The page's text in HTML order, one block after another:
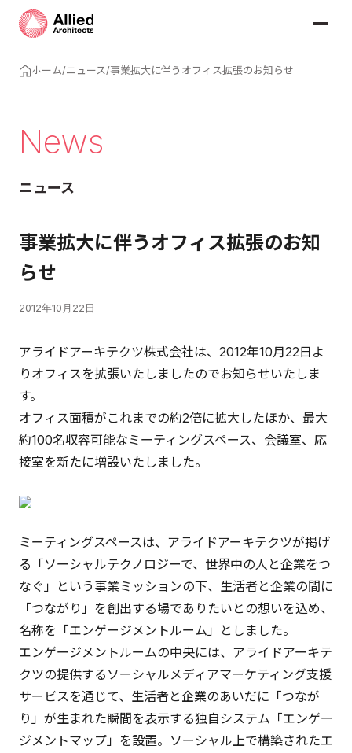
ホーム/ニュース/事業拡大に伴うオフィス拡張のお知らせ
News
ニュース
事業拡大に伴うオフィス拡張のお知
らせ
2012年10月22日
アライドアーキテクツ株式会社は、2012年10月22日よ
りオフィスを拡張いたしましたのでお知らせいたしま
す。
オフィス面積がこれまでの約2倍に拡大したほか、最大
約100名収容可能なミーティングスペース、会議室、応
接室を新たに増設いたしました。
ミーティングスペースは、アライドアーキテクツが掲げ
る「ソーシャルテクノロジーで、世界中の人と企業をつ
なぐ」という事業ミッションの下、生活者と企業の間に
「つながり」を創出する場でありたいとの想いを込め、
名称を「エンゲージメントルーム」としました。
エンゲージメントルームの中央には、アライドアーキテ
クツの提供するソーシャルメディアマーケティング支援
サービスを通じて、生活者と企業のあいだに「つなが
り」が生まれた瞬間を表示する独自システム「エンゲー
ジメントマップ」を設置。ソーシャル上で構築されたエ